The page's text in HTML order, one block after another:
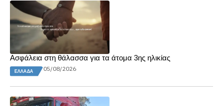
Ασφάλεια στη θάλασσα για τα άτομα 3ης ηλικίας
ΕΛΛΆΔΑ 05/08/2026